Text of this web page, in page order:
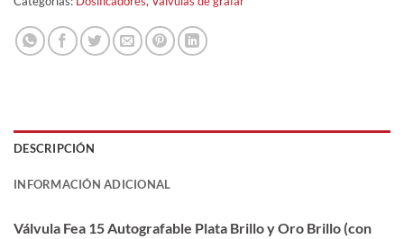
DESCRIPCIÓN
INFORMACIÓN ADICIONAL
Válvula Fea 15 Autografable Plata Brillo y Oro Brillo (con